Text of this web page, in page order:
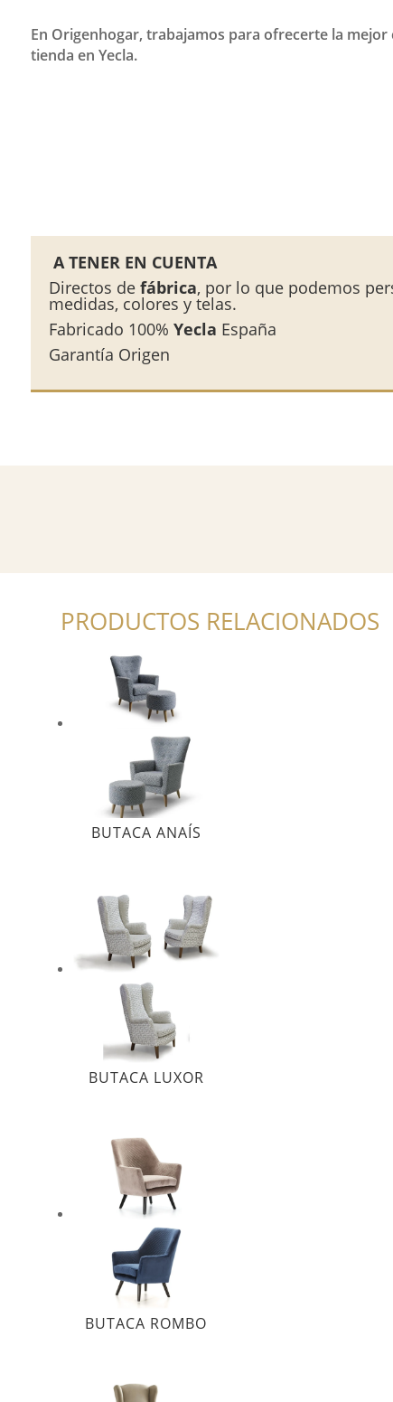
En Origenhogar, trabajamos para ofrecerte la
tienda en Yecla.
A TENER EN CUENTA
Directos de fábrica, por lo que podemos
medidas, colores y telas.
Fabricado 100% Yecla España
Garantía Origen
PRODUCTOS RELACIONADOS
BUTACA ANAÍS
BUTACA LUXOR
BUTACA ROMBO